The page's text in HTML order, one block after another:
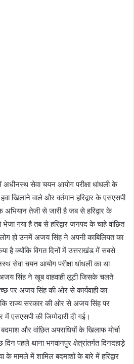
अधीनस्थ सेवा चयन आयोग परीक्षा धांधली के
खिलाने वाले और वर्तमान हरिद्वार के एसएसपी
तेजी से जारी है जब से हरिद्वार के
गया है तब से हरिद्वार जनपद के चाहे वांछित
लोग हो उनमें अजय सिंह ने अपनी काबिलियत का
है क्योंकि विगत दिनों में उत्तराखंड में सबसे
सेवा चयन आयोग परीक्षा धांधली का था
सिंह ने खूब वाहवाही लूटी जिसके चलते
पर अजय सिंह की ओर से कार्यवाही का
राज्य सरकार की ओर से अजय सिंह पर
में एसएसपी की जिम्मेदारी दी गई।
और वांछित अपराधियों के खिलाफ मोर्चा
पहले थाना भगवानपुर क्षेत्रांतर्गत दिनदहाड़े
मामले में शामिल बदमाशों के बारे में हरिद्वार